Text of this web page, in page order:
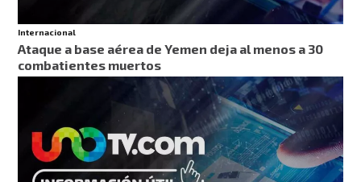
Internacional
Ataque a base aérea de Yemen deja al menos a 30
combatientes muertos